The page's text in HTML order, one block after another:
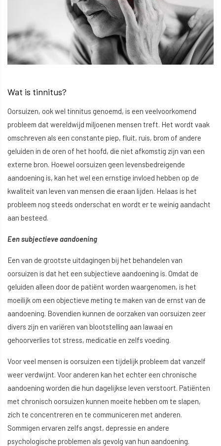
Wat is tinnitus?
Oorsuizen, ook wel tinnitus genoemd, is een veelvoorkomend
probleem dat wereldwijd miljoenen mensen treft. Het wordt vaak
omschreven als een constante piep, fluit, ruis, brom of andere
geluiden in de oren of het hoofd, die niet afkomstig zijn van een
externe bron. Hoewel oorsuizen geen levensbedreigende
aandoening is, kan het wel een ernstige invloed hebben op de
kwaliteit van leven van mensen die eraan lijden. Helaas is het
probleem nog steeds onderschat en wordt er te weinig aandacht
aan besteed.
Een subjectieve aandoening
Een van de grootste uitdagingen bij het behandelen van
oorsuizen is dat het een subjectieve aandoening is. Omdat de
geluiden alleen door de patiënt worden waargenomen, is het
moeilijk om een objectieve meting te maken van de ernst van de
aandoening. Bovendien kunnen de oorzaken van oorsuizen zeer
divers zijn en variëren van blootstelling aan lawaai en
gehoorverlies tot stress, medicatie en zelfs voeding.
Voor veel mensen is oorsuizen een tijdelijk probleem dat vanzelf
weer verdwijnt. Voor anderen kan het echter een chronische
aandoening worden die hun dagelijkse leven verstoort. Patiënten
met chronisch oorsuizen kunnen moeite hebben om te slapen,
zich te concentreren en te communiceren met anderen.
Sommigen ervaren zelfs angst, depressie en andere
psychologische problemen als gevolg van hun aandoening.